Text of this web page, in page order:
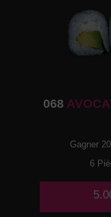
068
Gagner
6